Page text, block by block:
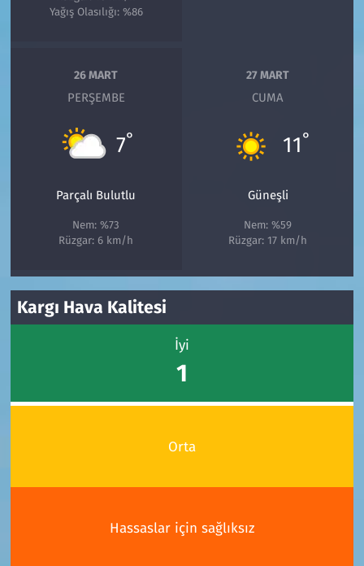
Yağış Olasılığı: %86
26 MART
PERŞEMBE
7°
Parçalı Bulutlu
Nem: %73
Rüzgar: 6 km/h
27 MART
CUMA
11°
Güneşli
Nem: %59
Rüzgar: 17 km/h
Kargı Hava Kalitesi
İyi
1
Orta
Hassaslar için sağlıksız